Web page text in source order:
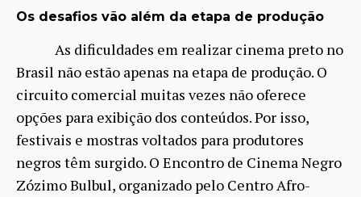
Os desafios vão além da etapa de produção
As dificuldades em realizar cinema preto no
Brasil não estão apenas na etapa de produção. O
circuito comercial muitas vezes não oferece
opções para exibição dos conteúdos. Por isso,
festivais e mostras voltados para produtores
negros têm surgido. O Encontro de Cinema Negro
Zózimo Bulbul, organizado pelo Centro Afro-